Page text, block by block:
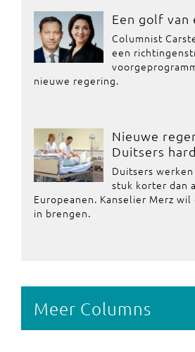
Een golf van
Columnist
een
nieuwe regering.
Nieuwe
Duitsers
Duitsers
stuk korter dan
Europeanen. Kanselier Merz
in brengen.
Meer Columns